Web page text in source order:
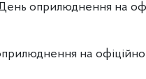
оприлюднення на
на